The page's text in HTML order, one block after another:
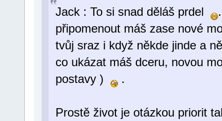
Jack : To si snad děláš prdel
připomenout máš zase nové
tvůj sraz i když někde jinde a
co ukázat máš dceru, novou
postavy )
.
Prostě život je otázkou priorit